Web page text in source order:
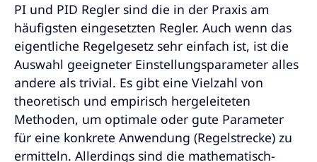
PI und PID Regler sind die in der Praxis am
häufigsten eingesetzten Regler. Auch wenn das
eigentliche Regelgesetz sehr einfach ist, ist die
Auswahl geeigneter Einstellungsparameter alles
andere als trivial. Es gibt eine Vielzahl von
theoretisch und empirisch hergeleiteten
Methoden, um optimale oder gute Parameter
für eine konkrete Anwendung (Regelstrecke) zu
ermitteln. Allerdings sind die mathematisch-